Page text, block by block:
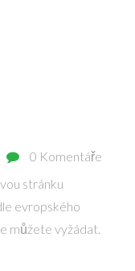
0 Komentáře
stránku
evropského
můžete vyžádat.